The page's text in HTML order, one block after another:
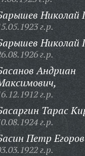
Николай
г.р.
Николай
г.р.
Андриан
г.р.
Тарас
г.р.
Петр
г.р.